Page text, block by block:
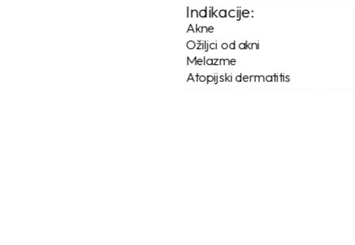
Indikacije:
Akne
Ožiljci od akni
Melazme
Atopijski dermatitis